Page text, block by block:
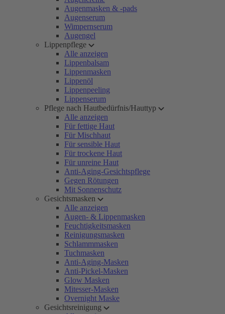
Augenmasken & -pads
Augenserum
Wimpernserum
Augengel
Lippenpflege
Alle anzeigen
Lippenbalsam
Lippenmasken
Lippenöl
Lippenpeeling
Lippenserum
Pflege nach Hautbedürfnis/Hauttyp
Alle anzeigen
Für fettige Haut
Für Mischhaut
Für sensible Haut
Für trockene Haut
Für unreine Haut
Anti-Aging-Gesichtspflege
Gegen Rötungen
Mit Sonnenschutz
Gesichtsmasken
Alle anzeigen
Augen- & Lippenmasken
Feuchtigkeitsmasken
Reinigungsmasken
Schlammmasken
Tuchmasken
Anti-Aging-Masken
Anti-Pickel-Masken
Glow Masken
Mitesser-Masken
Overnight Maske
Gesichtsreinigung